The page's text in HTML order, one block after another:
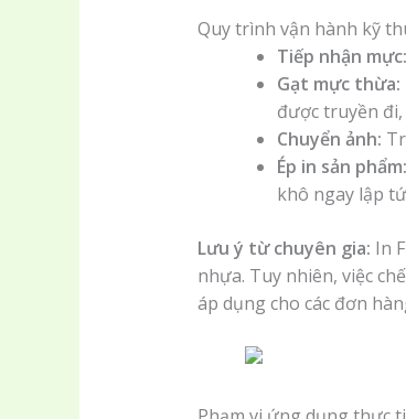
Quy trình vận hành kỹ
Tiếp nhận mực:
Gạt mực thừa:
được truyền
Chuyển ảnh:
Ép in sản phẩm:
khô ngay lập
Lưu ý từ chuyên gia: In
nhựa. Tuy nhiên, việc
áp dụng cho các đơn